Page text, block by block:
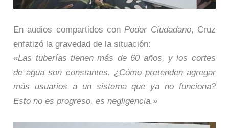
En audios compartidos conPoder Ciudadano, Cruz
enfatizó la gravedad de la situación:
«Las tuberías tienen más de 60 años, y los cortes
de agua son constantes. ¿Cómo pretenden agregar
más usuarios a un sistema que ya no funciona?
Esto no es progreso, es negligencia.»